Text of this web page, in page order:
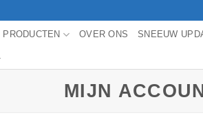
PRODUCTEN OVER ONS SNEEUW
MIJN